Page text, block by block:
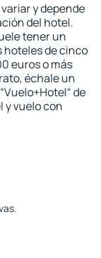
y depende
del hotel.
tener un
hoteles de cinco
euros o más
échale un
de
y vuelo con